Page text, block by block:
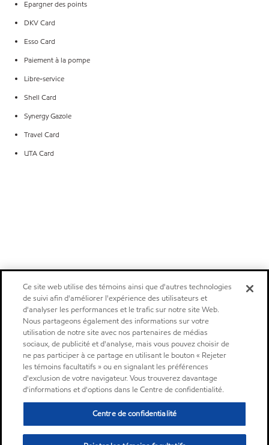
Epargner des points
DKV Card
Esso Card
Paiement à la pompe
Libre-service
Shell Card
Synergy Gazole
Travel Card
UTA Card
Ce site web utilise des témoins ainsi que d'autres technologies
de suivi afin d'améliorer l'expérience des utilisateurs et
d'analyser les performances et le trafic sur notre site Web.
Nous partageons également des informations sur votre
utilisation de notre site avec nos partenaires de médias
sociaux, de publicité et d'analyse, mais vous pouvez choisir de
ne pas participer à ce partage en utilisant le bouton « Rejeter
les témoins facultatifs » ou en signalant les préférences
d'exclusion de votre navigateur. Vous trouverez davantage
d'informations et d'options dans le Centre de confidentialité.
Centre de confidentialité